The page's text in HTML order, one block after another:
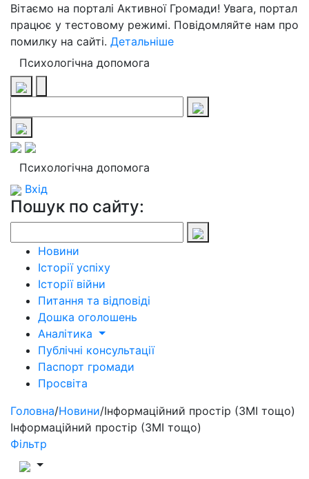
Вітаємо на порталі Активної Громади! Увага, портал
працює у тестовому режимі. Повідомляйте нам про
помилку на сайті. Детальніше
Психологічна допомога
Психологічна допомога
Вхід
Пошук по сайту:
Новини
Історії успіху
Історії війни
Питання та відповіді
Дошка оголошень
Аналітика
Публічні консультації
Паспорт громади
Просвіта
Головна/Новини/Інформаційний простір (ЗМІ тощо)
Інформаційний простір (ЗМІ тощо)
Фільтр